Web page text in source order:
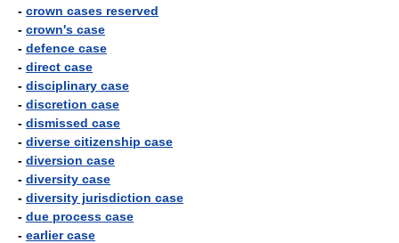
- crown cases reserved
- crown's case
- defence case
- direct case
- disciplinary case
- discretion case
- dismissed case
- diverse citizenship case
- diversion case
- diversity case
- diversity jurisdiction case
- due process case
- earlier case